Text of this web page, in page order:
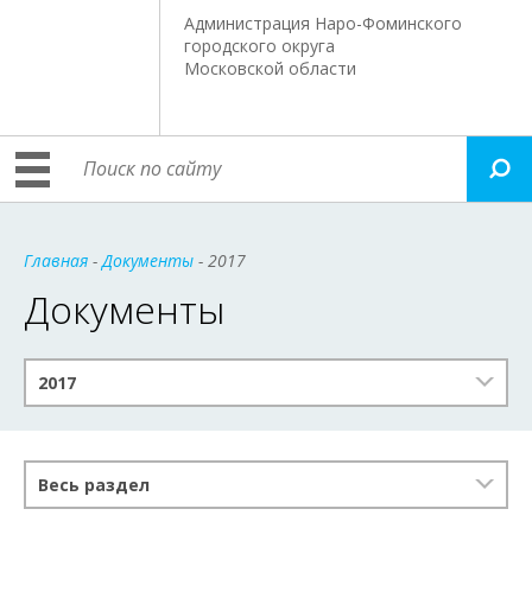
Администрация Наро-Фоминского
городского округа
Московской области
Главная -Документы - 2017
Документы
2017
Весь раздел